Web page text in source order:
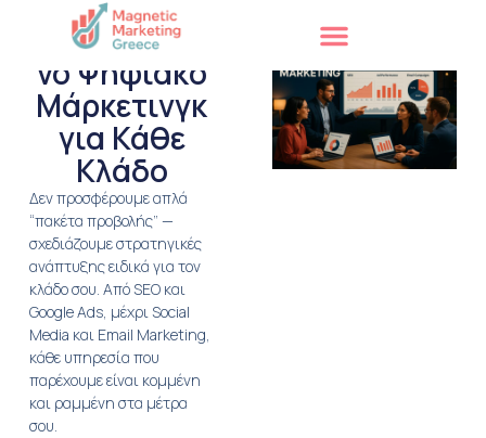
Εξειδικευμέ
νο Ψηφιακό
Μάρκετινγκ
για Κάθε
Κλάδο
Δεν προσφέρουμε απλά
“πακέτα προβολής” —
σχεδιάζουμε στρατηγικές
ανάπτυξης ειδικά για τον
κλάδο σου. Από SEO και
Google Ads, μέχρι Social
Media και Email Marketing,
κάθε υπηρεσία που
παρέχουμε είναι κομμένη
και ραμμένη στα μέτρα
σου.